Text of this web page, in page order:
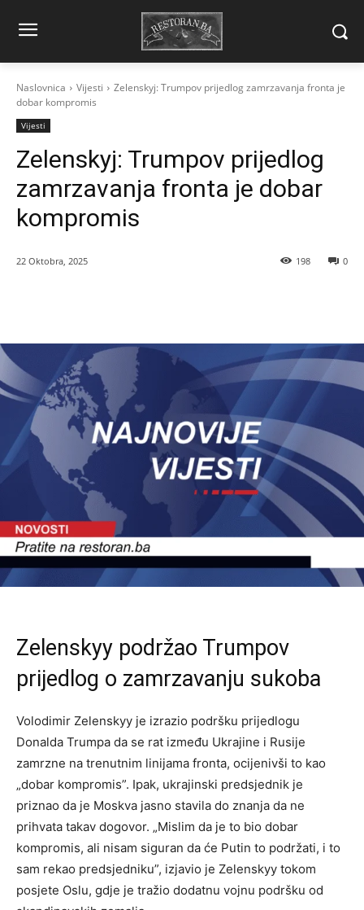
Naslovnica Vijesti
Zelenskyj: Trumpov prijedlog zamrzavanja fronta je
dobar kompromis
Vijesti
Zelenskyj: Trumpov prijedlog
zamrzavanja fronta je dobar
kompromis
22 Oktobra, 2025 0
198
Zelenskyy podržao Trumpov
prijedlog o zamrzavanju sukoba
Volodimir Zelenskyy je izrazio podršku prijedlogu
Donalda Trumpa da se rat između Ukrajine i Rusije
zamrzne na trenutnim linijama fronta, ocijenivši to kao
„dobar kompromis”. Ipak, ukrajinski predsjednik je
priznao da je Moskva jasno stavila do znanja da ne
prihvata takav dogovor. „Mislim da je to bio dobar
kompromis, ali nisam siguran da će Putin to podržati, i to
sam rekao predsjedniku”, izjavio je Zelenskyy tokom
posjete Oslu, gdje je tražio dodatnu vojnu podršku od